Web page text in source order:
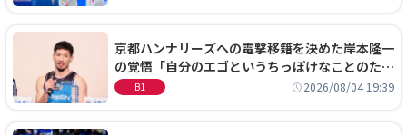
京都ハンナリーズへの電撃移籍を決めた岸本隆一
の覚悟「自分のエゴというちっぽけなことのため
に、京都に来たわけではない」
B1 2026/08/04 19:39